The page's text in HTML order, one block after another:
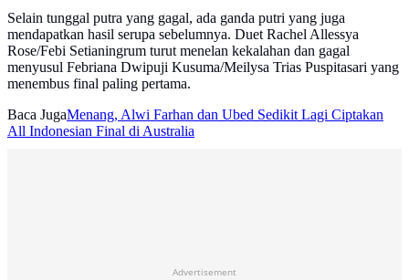
Selain tunggal putra yang gagal, ada ganda putri yang juga
mendapatkan hasil serupa sebelumnya. Duet Rachel Allessya
Rose/Febi Setianingrum turut menelan kekalahan dan gagal
menyusul Febriana Dwipuji Kusuma/Meilysa Trias Puspitasari yang
menembus final paling pertama.
Baca JugaMenang, Alwi Farhan dan Ubed Sedikit Lagi Ciptakan
All Indonesian Final di Australia
Advertisement